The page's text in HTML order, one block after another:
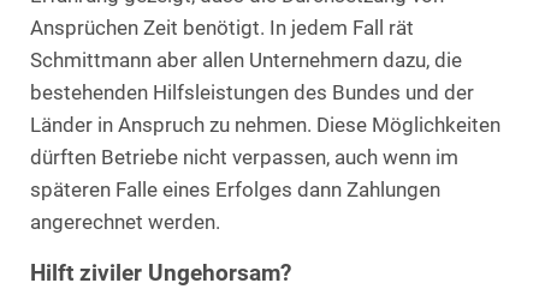
Ansprüchen Zeit benötigt. In jedem Fall rät
Schmittmann aber allen Unternehmern dazu, die
bestehenden Hilfsleistungen des Bundes und der
Länder in Anspruch zu nehmen. Diese Möglichkeiten
dürften Betriebe nicht verpassen, auch wenn im
späteren Falle eines Erfolges dann Zahlungen
angerechnet werden.
Hilft ziviler Ungehorsam?